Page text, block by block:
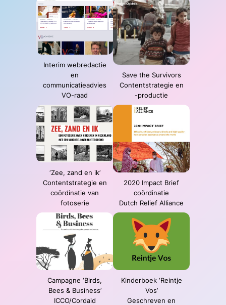
Interim webredactie
en
communicatieadvies
VO-raad
Save the Survivors
Contentstrategie en
-productie
‘Zee, zand en ik’
Contentstrategie en
coördinatie van
fotoserie
2020 Impact Brief
coördinatie
Dutch Relief Alliance
Campagne ‘Birds,
Bees & Business’
ICCO/Cordaid
Kinderboek ‘Reintje
Vos’
Geschreven en